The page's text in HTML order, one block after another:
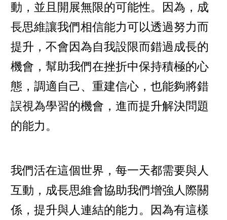
動，並且開展無限的可能性。因為，成
長思維讓我們相信能力可以透過努力而
提升，不會因為自我設限而錯過成長的
機會，幫助我們在挫折中保持積極的心
態，調適自己、重建信心，也能夠將錯
誤視為學習的機會，進而提升解決問題
的能力。
我們活在這個世界，每一天都需要與人
互動，成長思維會協助我們增強人際關
係，提升與人連結的能力。因為有這樣